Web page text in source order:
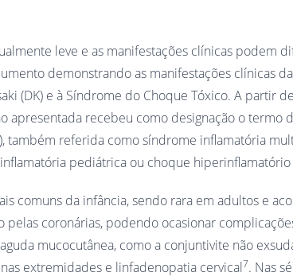
leve e as manifestações clínicas podem
demonstrando as manifestações clínicas
(DK) e à Síndrome do Choque Tóxico. A partir
apresentada recebeu como designação o termo
também referida como síndrome inflamatória
pediátrica ou choque
comuns da infância, sendo rara em adultos e
coronárias, podendo ocasionar
mucocutânea, como a conjuntivite não
extremidades e linfadenopatia cervical7. Nas